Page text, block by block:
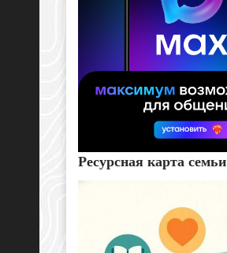
Ресурсная карта семьи